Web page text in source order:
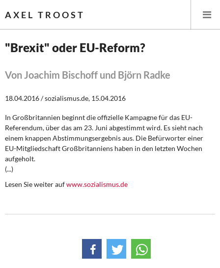
AXEL TROOST
Leitlinien linker Wirtschafts- und Finanzpolitik
Wirtschaftspolitik
Steuer- und Finanzpolitik
Öffentliche Infrastruktur und Daseinsvorsorge
"Brexit" oder EU-Reform?
Von Joachim Bischoff und Björn Radke
18.04.2016 / sozialismus.de, 15.04.2016
In Großbritannien beginnt die offizielle Kampagne für das EU-
Referendum, über das am 23. Juni abgestimmt wird. Es sieht nach
einem knappen Abstimmungsergebnis aus. Die Befürworter einer
EU-Mitgliedschaft Großbritanniens haben in den letzten Wochen
aufgeholt.
(...)
Lesen Sie weiter aufwww.sozialismus.de